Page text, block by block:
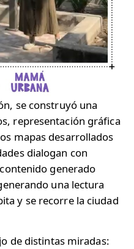
se construyó una
representación gráfica
mapas desarrollados
dialogan con
generado
una lectura
y se recorre la ciudad
de distintas miradas: